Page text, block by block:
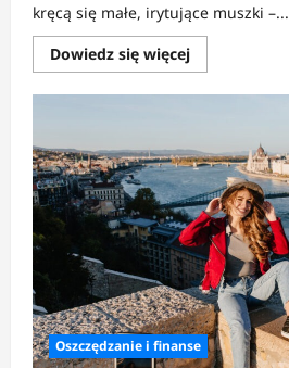
kręcą się małe, irytujące muszki –...
Dowiedz się więcejDowiedz
się
o
DIY
–
zrobisz
ją
w
3
minuty!
Oszczędzanie i finanse